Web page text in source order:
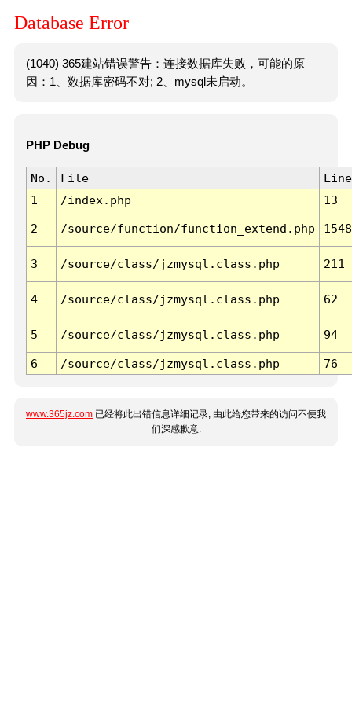
Database Error
(1040) 365建站错误警告：连接数据库失败，可能的原
因：1、数据库密码不对; 2、mysql未启动。
PHP Debug
No. File
Line
1
/index.php 13
2 /source/function/function_extend.php 1548
3 /source/class/jzmysql.class.php 211
4 /source/class/jzmysql.class.php 62
5 /source/class/jzmysql.class.php 94
6 /source/class/jzmysql.class.php 76
www.365jz.com 已经将此出错信息详细记录, 由此给您带来的访问不便我
们深感歉意.